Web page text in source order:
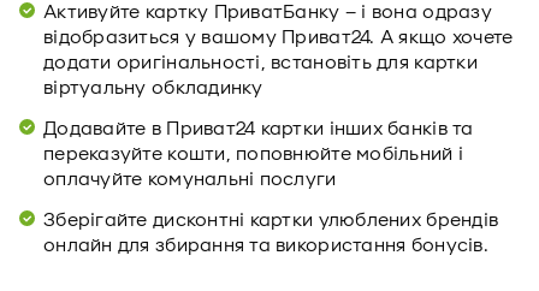
Активуйте картку ПриватБанку – і вона одразу
відобразиться у вашому Приват24. А якщо хочете
додати оригінальності, встановіть для картки
віртуальну обкладинку
Додавайте в Приват24 картки інших банків та
переказуйте кошти, поповнюйте мобільний і
оплачуйте комунальні послуги
Зберігайте дисконтні картки улюблених брендів
онлайн для збирання та використання бонусів.